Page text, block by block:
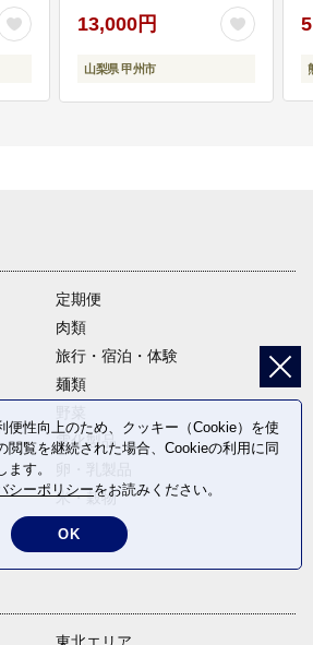
13,000円
山梨県 甲州市
定期便
肉類
旅行・宿泊・体験
麺類
電化製品
米・穀物
返礼品なし
便性向上のため、クッキー（Cookie）を使
閲覧を継続された場合、Cookieの利用に同
す。
シーポリシーをお読みください。
OK